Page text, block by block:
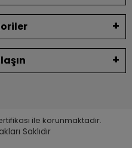
ile korunmaktadır.
Saklıdır